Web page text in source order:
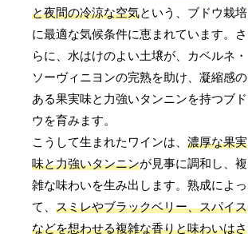
と夜間の冷涼な空気という、ブドウ栽培
に最適な気候条件に恵まれています。さ
らに、水はけのよい土壌が、カベルネ・
ソーヴィニヨンの完熟を助け、凝縮感の
ある果実味と力強いタンニンを持つブド
ウを育みます。
こうして生まれたワインは、濃厚な果実
味と力強いタンニンが見事に調和し、複
雑な味わいを生み出します。熟成によっ
て、スミレやブラックベリー、スパイス
などを想わせる複雑な香りと味わいはさ